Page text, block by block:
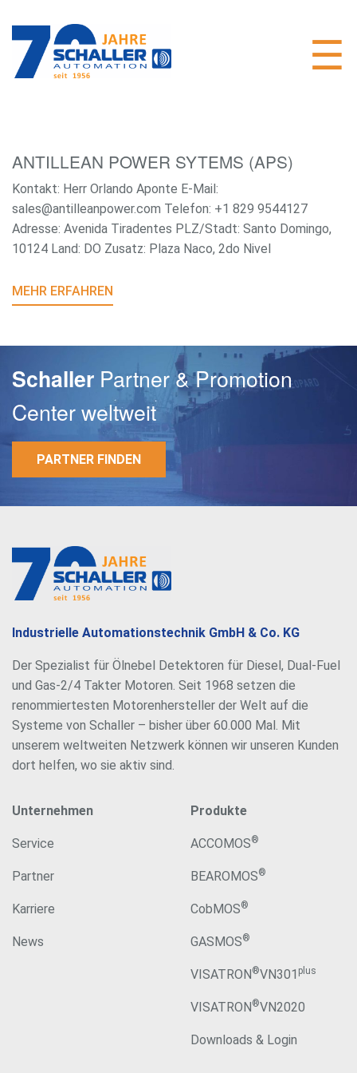
ANTILLEAN POWER SYTEMS (APS)
Kontakt: Herr Orlando Aponte E-Mail:
sales@antilleanpower.com Telefon: +1 829 9544127
Adresse: Avenida Tiradentes PLZ/Stadt: Santo Domingo,
10124 Land: DO Zusatz: Plaza Naco, 2do Nivel
MEHR ERFAHREN
Schaller Partner & Promotion
Center weltweit
PARTNER FINDEN
Industrielle Automationstechnik GmbH & Co. KG
Der Spezialist für Ölnebel Detektoren für Diesel, Dual-Fuel
und Gas-2/4 Takter Motoren. Seit 1968 setzen die
renommiertesten Motorenhersteller der Welt auf die
Systeme von Schaller – bisher über 60.000 Mal. Mit
unserem weltweiten Netzwerk können wir unseren Kunden
dort helfen, wo sie aktiv sind.
Unternehmen
Service
Partner
Karriere
News
Produkte
ACCOMOS®
BEAROMOS®
CobMOS®
GASMOS®
VISATRON®VN301 plus
VISATRON®VN2020
Downloads & Login